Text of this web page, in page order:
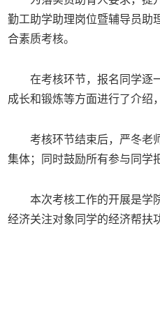
勤工助学助理岗位暨辅导员助
合素质考核。
在考核环节，报名同学逐
成长和锻炼等方面进行了介绍
考核环节结束后，严冬老
集体；同时鼓励所有参与同学
本次考核工作的开展是学
经济关注对象同学的经济帮扶